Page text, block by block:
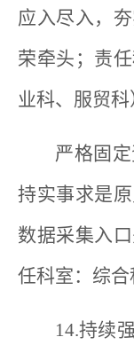
应入尽入，
荣牵头；责
业科、服贸科
严格固
持实事求是
数据采集入
任科室：综合
14.持续